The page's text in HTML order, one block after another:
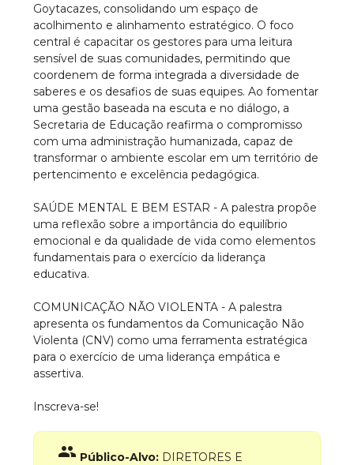
Goytacazes, consolidando um espaço de
acolhimento e alinhamento estratégico. O foco
central é capacitar os gestores para uma leitura
sensível de suas comunidades, permitindo que
coordenem de forma integrada a diversidade de
saberes e os desafios de suas equipes. Ao fomentar
uma gestão baseada na escuta e no diálogo, a
Secretaria de Educação reafirma o compromisso
com uma administração humanizada, capaz de
transformar o ambiente escolar em um território de
pertencimento e excelência pedagógica.
SAÚDE MENTAL E BEM ESTAR - A palestra propõe
uma reflexão sobre a importância do equilíbrio
emocional e da qualidade de vida como elementos
fundamentais para o exercício da liderança
educativa.
COMUNICAÇÃO NÃO VIOLENTA - A palestra
apresenta os fundamentos da Comunicação Não
Violenta (CNV) como uma ferramenta estratégica
para o exercício de uma liderança empática e
assertiva.
Inscreva-se!
group Público-Alvo:DIRETORES E